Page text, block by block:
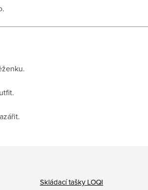
Skládací tašky LOQI